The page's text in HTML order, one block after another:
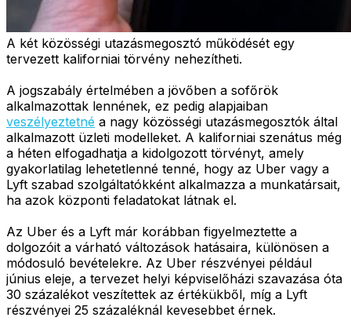
A két közösségi utazásmegosztó működését egy
tervezett kaliforniai törvény nehezítheti.
A jogszabály értelmében a jövőben a sofőrök
alkalmazottak lennének, ez pedig alapjaiban
veszélyeztetné a nagy közösségi utazásmegosztók által
alkalmazott üzleti modelleket. A kaliforniai szenátus még
a héten elfogadhatja a kidolgozott törvényt, amely
gyakorlatilag lehetetlenné tenné, hogy az Uber vagy a
Lyft szabad szolgáltatókként alkalmazza a munkatársait,
ha azok központi feladatokat látnak el.
Az Uber és a Lyft már korábban figyelmeztette a
dolgozóit a várható változások hatásaira, különösen a
módosuló bevételekre. Az Uber részvényei például
június eleje, a tervezet helyi képviselőházi szavazása óta
30 százalékot veszítettek az értékükből, míg a Lyft
részvényei 25 százaléknál kevesebbet érnek.